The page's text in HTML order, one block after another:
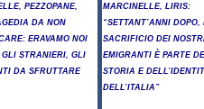
PEZZOPANE,
DA NON
ERAVAMO NOI
STRANIERI, GLI
DA SFRUTTARE
MARCINELLE, LIRIS:
“SETTANT’ANNI DOPO,
SACRIFICIO DEI
EMIGRANTI È PARTE
STORIA E
DELL’ITALIA”